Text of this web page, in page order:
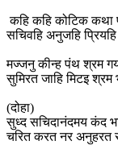
कहि कहि कोटिक कथा
सचिवहि अनुजहि
मज्जनु कीन्ह पंथ श्रम
सुमिरत जाहि मिटइ
(दोहा)
सुध्द सचिदानंदमय कंद
चरित करत नर अनुहरत